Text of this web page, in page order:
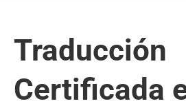
Traducción
Certificada